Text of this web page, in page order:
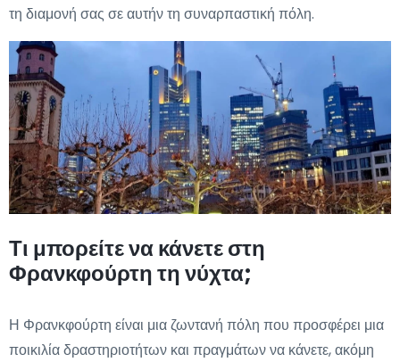
τη διαμονή σας σε αυτήν τη συναρπαστική πόλη.
Τι μπορείτε να κάνετε στη
Φρανκφούρτη τη νύχτα;
Η Φρανκφούρτη είναι μια ζωντανή πόλη που προσφέρει μια
ποικιλία δραστηριοτήτων και πραγμάτων να κάνετε, ακόμη